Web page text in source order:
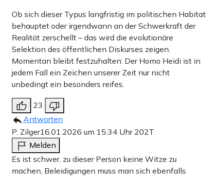
Ob sich dieser Typus langfristig im politischen Habitat
behauptet oder irgendwann an der Schwerkraft der
Realität zerschellt – das wird die evolutionäre
Selektion des öffentlichen Diskurses zeigen.
Momentan bleibt festzuhalten: Der Homo Heidi ist in
jedem Fall ein Zeichen unserer Zeit nur nicht
unbedingt ein besonders reifes.
23
Antworten
P. Zilger16.01.2026 um 15:34 Uhr 202T
Melden
Es ist schwer, zu dieser Person keine Witze zu
machen, Beleidigungen muss man sich ebenfalls